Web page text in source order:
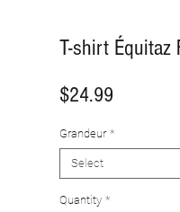
T-shirt Équitaz
$24.99
Grandeur *
Select
Quantity *